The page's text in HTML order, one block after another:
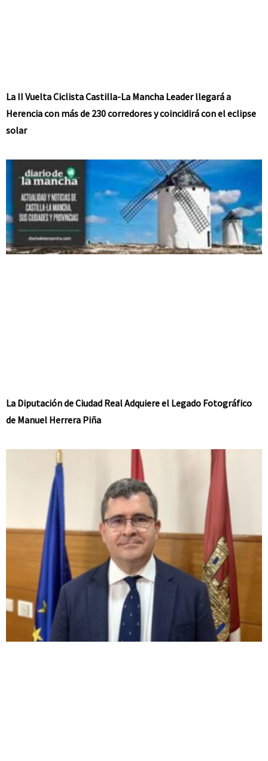
La II Vuelta Ciclista Castilla-La Mancha Leader llegará a
Herencia con más de 230 corredores y coincidirá con el eclipse
solar
La Diputación de Ciudad Real Adquiere el Legado Fotográfico
de Manuel Herrera Piña